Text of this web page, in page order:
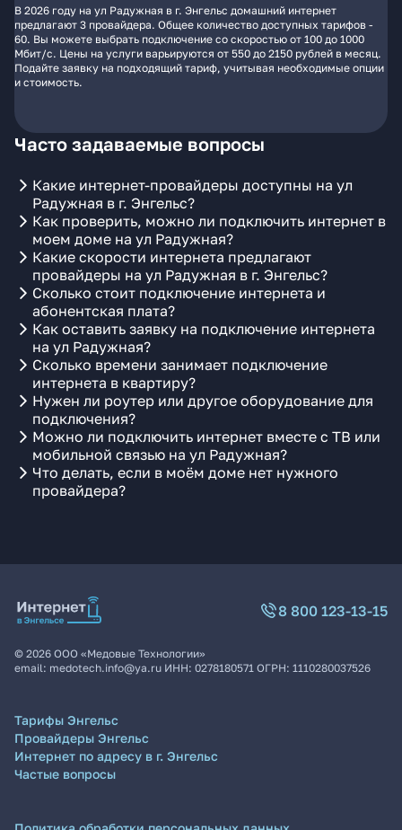
В 2026 году на ул Радужная в г. Энгельс домашний интернет
предлагают 3 провайдера. Общее количество доступных тарифов -
60. Вы можете выбрать подключение со скоростью от 100 до 1000
Мбит/с. Цены на услуги варьируются от 550 до 2150 рублей в месяц.
Подайте заявку на подходящий тариф, учитывая необходимые опции
и стоимость.
Часто задаваемые вопросы
Какие интернет-провайдеры доступны на ул
Радужная в г. Энгельс?
Как проверить, можно ли подключить интернет в
моем доме на ул Радужная?
Какие скорости интернета предлагают
провайдеры на ул Радужная в г. Энгельс?
Сколько стоит подключение интернета и
абонентская плата?
Как оставить заявку на подключение интернета
на ул Радужная?
Сколько времени занимает подключение
интернета в квартиру?
Нужен ли роутер или другое оборудование для
подключения?
Можно ли подключить интернет вместе с ТВ или
мобильной связью на ул Радужная?
Что делать, если в моём доме нет нужного
провайдера?
8 800 123-13-15
© 2026 ООО «Медовые Технологии»
email: medotech.info@ya.ru ИНН: 0278180571 ОГРН: 1110280037526
Тарифы Энгельс
Провайдеры Энгельс
Интернет по адресу в г. Энгельс
Частые вопросы